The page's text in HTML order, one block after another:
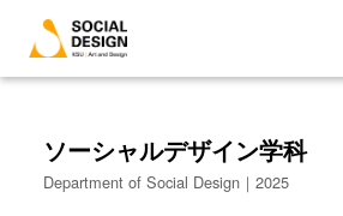
ソーシャルデザイン学科
Department of Social Design｜2025